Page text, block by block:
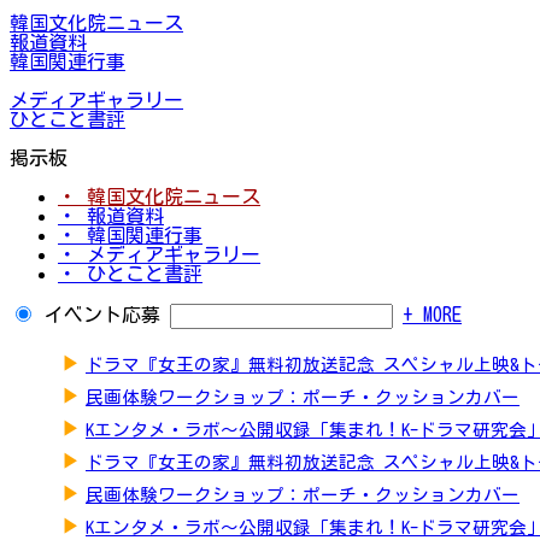
韓国文化院ニュース
報道資料
韓国関連行事
メディアギャラリー
ひとこと書評
掲示板
・ 韓国文化院ニュース
・ 報道資料
・ 韓国関連行事
・ メディアギャラリー
・ ひとこと書評
イベント応募 + MORE
▶ ドラマ『女王の家』無料初放送記念 スペシャル上映&
▶ 民画体験ワークショップ：ポーチ・クッションカバー
▶ Kエンタメ・ラボ～公開収録「集まれ！K-ドラマ研究会」
▶ ドラマ『女王の家』無料初放送記念 スペシャル上映&
▶ 民画体験ワークショップ：ポーチ・クッションカバー
▶ Kエンタメ・ラボ～公開収録「集まれ！K-ドラマ研究会」